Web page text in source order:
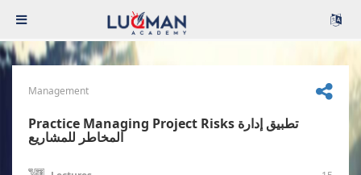
Management
Practice Managing Project Risks تطبيق إدارة
المخاطر للمشاريع